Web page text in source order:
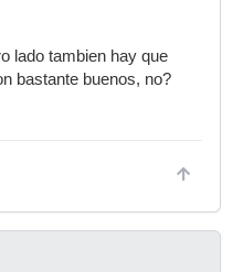
lado tambien hay que
bastante buenos, no?